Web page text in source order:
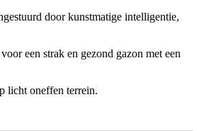
door kunstmatige intelligentie,
een strak en gezond gazon met een
licht oneffen terrein.